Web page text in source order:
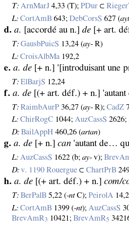
T: ArnMarJ 4,33 (T);PDur ⊂
L: CortAmB 643;DebCorsS 627 (
d. a. [accordé au n.] de [+ art.
T: GausbPuicS 13,24 (ay‑ R)
L: CroisAlbMa 192,2
e. a. de [+ n.] '[introduisant une
T: ElBarjS 12,24
f. a. de [(+ art. déf.) + n.] 'autant
T: RaimbAurP 36,27 (ay‑ R);CadZ
L: ChirRogC 1044;AuzCassS 2626;
D: BailAppH 460,26 (artan)
g. a. de [+ n.] can 'autant de…
L: AuzCassS 1622 (b;ay‑ v);
D: v. 1190 Rouergue ⊂ChartPrB
h. a. de [(+ art. déf.) + n.] com/
T: BerPalB 5,22 (‑ntC);PeirolA
L: CortAmB 1399 (‑nt); AuzCassS
BrevAmR3 10421;BrevAmR5